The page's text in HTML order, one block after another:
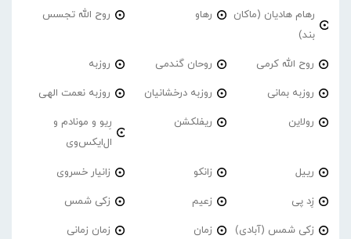
رهام هادیان (ماکان
بند)
رهاو روح الله تجسس
روح الله کرمی روحان گندمی روزبه
روزبه بمانی روزبه درخشانیان روزبه نعمت الهی
رولاین ریفلکشن
رِیو و مونادم و
ال‌ایکس‌وی
رییل زانکو زانیار خسروی
زِد پی زعیم زکی شمس
زکی شمس (آبادی) زمان زمان زمانی